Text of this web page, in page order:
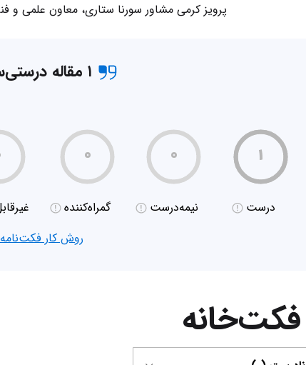
پرویز کرمی مشاور سورنا ستاری، معاون علمی و
۱ مقاله درستی‌سنجی
۱
درست
۰
نیمه‌درست
۰
گمراه‌کننده
روش کار فکت‌نامه
فکت‌خانه